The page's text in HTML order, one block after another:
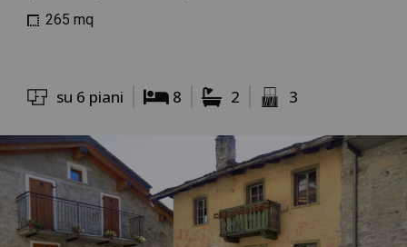
265 mq
su 6 piani 8 2 3